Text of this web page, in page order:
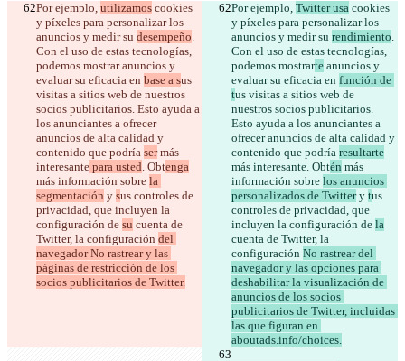
Por ejemplo, utilizamos cookies
y píxeles para personalizar los
anuncios y medir su desempeño.
Con el uso de estas tecnologías,
podemos mostrar anuncios y
evaluar su eficacia en base a sus
visitas a sitios web de nuestros
socios publicitarios. Esto ayuda a
los anunciantes a ofrecer
anuncios de alta calidad y
contenido que podría ser más
interesante para usted. Obtenga
más información sobre la
segmentación y sus controles de
privacidad, que incluyen la
configuración de su cuenta de
Twitter, la configuración del
navegador No rastrear y las
páginas de restricción de los
Por ejemplo, Twitter usa cookies
y píxeles para personalizar los
anuncios y medir su rendimiento.
Con el uso de estas tecnologías,
podemos mostrarte anuncios y
evaluar su eficacia en función de
tus visitas a sitios web de
nuestros socios publicitarios.
Esto ayuda a los anunciantes a
ofrecer anuncios de alta calidad y
contenido que podría resultarte
más interesante. Obtén más
información sobre los anuncios
personalizados de Twitter y tus
controles de privacidad, que
incluyen la configuración de la
cuenta de Twitter, la
configuración No rastrear del
navegador y las opciones para
deshabilitar la visualización de
anuncios de los socios
publicitarios de Twitter, incluidas
las que figuran en